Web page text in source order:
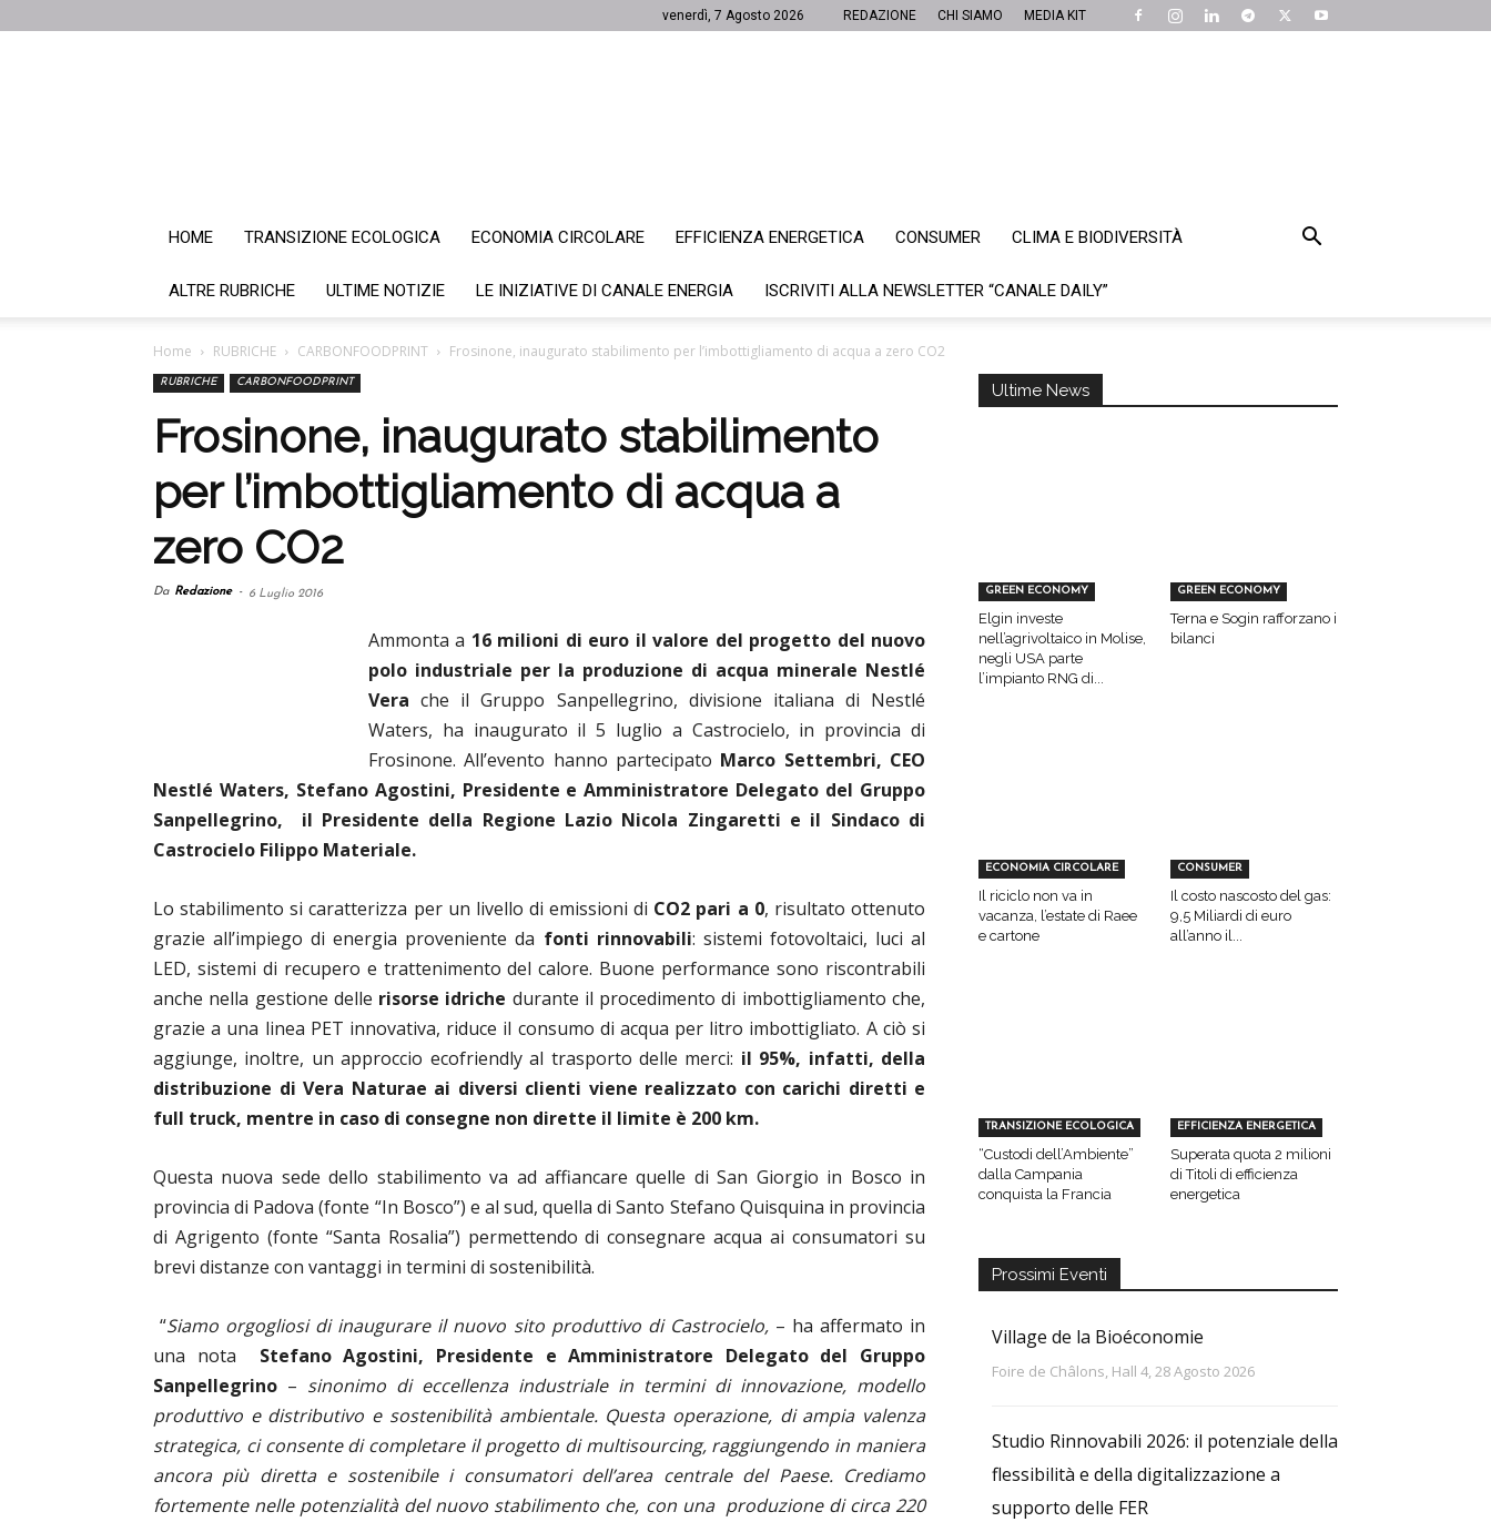
venerdì, 7 Agosto 2026 REDAZIONE CHI SIAMO MEDIA KIT
HOME TRANSIZIONE ECOLOGICA ECONOMIA CIRCOLARE EFFICIENZA ENERGETICA CONSUMER CLIMA E BIODIVERSITÀ
ALTRE RUBRICHE ULTIME NOTIZIE LE INIZIATIVE DI CANALE ENERGIA ISCRIVITI ALLA NEWSLETTER “CANALE DAILY”
Home RUBRICHE CARBONFOODPRINT Frosinone, inaugurato stabilimento per l’imbottigliamento di acqua a zero CO2
RUBRICHE CARBONFOODPRINT
Frosinone, inaugurato stabilimento
per l’imbottigliamento di acqua a
zero CO2
Da Redazione - 6 Luglio 2016
Ammonta a 16 milioni di euro il valore del progetto del nuovo
polo industriale per la produzione di acqua minerale Nestlé
Vera che il Gruppo Sanpellegrino, divisione italiana di Nestlé
Waters, ha inaugurato il 5 luglio a Castrocielo, in provincia di
Frosinone.All’evento hanno partecipato Marco Settembri, CEO
Nestlé Waters, Stefano Agostini, Presidente e Amministratore Delegato del Gruppo
Sanpellegrino, il Presidente della Regione Lazio Nicola Zingaretti e il Sindaco di
Castrocielo Filippo Materiale.
Lo stabilimento si caratterizza per un livello di emissioni di CO2 pari a 0, risultato ottenuto
grazie all’impiego di energia proveniente da fonti rinnovabili: sistemi fotovoltaici, luci al
LED, sistemi di recupero e trattenimento del calore. Buone performance sono riscontrabili
anche nella gestione delle risorse idriche durante il procedimento di imbottigliamento che,
grazie a una linea PET innovativa, riduce il consumo di acqua per litro imbottigliato. A ciò si
aggiunge, inoltre, un approccio ecofriendly al trasporto delle merci: il 95%, infatti, della
distribuzione di Vera Naturae ai diversi clienti viene realizzato con carichi diretti e
full truck, mentre in caso di consegne non dirette il limite è 200 km.
Questa nuova sede dello stabilimento va ad affiancare quelle di San Giorgio in Bosco in
provincia di Padova (fonte “In Bosco”) e al sud, quella di Santo Stefano Quisquina in provincia
di Agrigento (fonte “Santa Rosalia”) permettendo di consegnare acqua ai consumatori su
brevi distanze con vantaggi in termini di sostenibilità.
“Siamo orgogliosi di inaugurare il nuovo sito produttivo di Castrocielo,– ha affermato in
una nota Stefano Agostini, Presidente e Amministratore Delegato del Gruppo
Sanpellegrino – sinonimo di eccellenza industriale in termini di innovazione, modello
produttivo e distributivo e sostenibilità ambientale. Questa operazione, di ampia valenza
strategica, ci consente di completare il progetto di multisourcing, raggiungendo in maniera
ancora più diretta e sostenibile i consumatori dell’area centrale del Paese. Crediamo
fortemente nelle potenzialità del nuovo stabilimento che, con una produzione di circa 220
Ultime News
GREEN ECONOMY
Elgin investe
nell’agrivoltaico in Molise,
negli USA parte
l’impianto RNG di...
GREEN ECONOMY
Terna e Sogin rafforzano i
bilanci
ECONOMIA CIRCOLARE
Il riciclo non va in
vacanza, l’estate di Raee
e cartone
CONSUMER
Il costo nascosto del gas:
9,5 Miliardi di euro
all’anno il...
TRANSIZIONE ECOLOGICA
“Custodi dell’Ambiente”
dalla Campania
conquista la Francia
EFFICIENZA ENERGETICA
Superata quota 2 milioni
di Titoli di efficienza
energetica
Prossimi Eventi
Village de la Bioéconomie
Foire de Châlons, Hall 4, 28 Agosto 2026
Studio Rinnovabili 2026: il potenziale della
flessibilità e della digitalizzazione a
supporto delle FER